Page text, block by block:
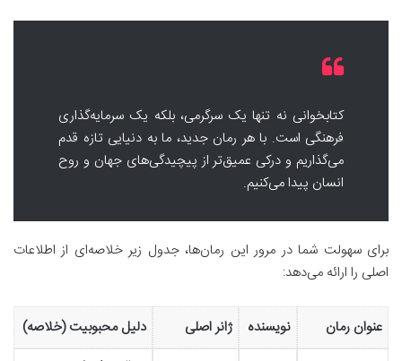
کتابخوانی نه تنها یک سرگرمی، بلکه یک سرمایه‌گذاری
فرهنگی است. با هر رمان جدید، ما به دنیایی تازه قدم
می‌گذاریم و درکی عمیق‌تر از پیچیدگی‌های جهان و روح
انسان پیدا می‌کنیم.
برای سهولت شما در مرور این رمان‌ها، جدول زیر خلاصه‌ای از اطلاعات
اصلی را ارائه می‌دهد:
عنوان رمان نویسنده ژانر اصلی دلیل محبوبیت (خلاصه)